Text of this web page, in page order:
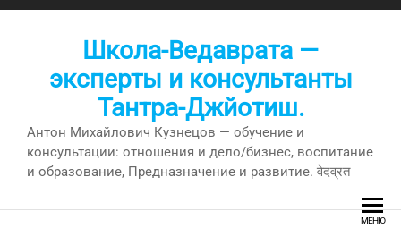
Перейти
Школа-Ведаврата —
эксперты и консультанты
Тантра-Джйотиш.
Антон Михайлович Кузнецов — обучение и
консультации: отношения и дело/бизнес, воспитание
и образование, Предназначение и развитие. वेदव्रत
МЕНЮ